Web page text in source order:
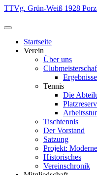
Zum
springen
TTVg. Grün-Weiß 1928
Startseite
Verein
Über uns
Tennis
Die
Tischtennis
Der Vorstand
Satzung
Projekt:
Historisches
Vereinschronik